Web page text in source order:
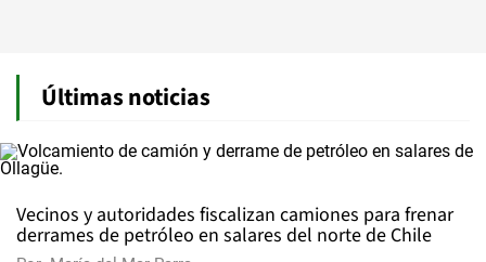
Últimas noticias
Vecinos y autoridades fiscalizan camiones para frenar
derrames de petróleo en salares del norte de Chile